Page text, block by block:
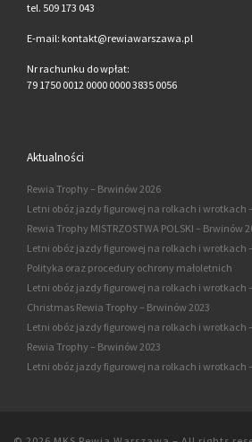
tel. 509 173 043
E-mail: kontakt@rewiawarszawa.pl
Nr rachunku do wpłat:
79 1750 0012 0000 0000 3835 0056
Aktualności
Rewia Trophy – Brwinów 2026
Letni obóz jazdy figurowej na rolkach i wrotkach
Rewia Trophy MISTRZOSTWA POLSKI – Brwinów
Letni obóz jazdy figurowej na rolkach i wrotkach
Polityka oraz procedury ochrony małoletnich
Letni obóz jazdy figurowej na rolkach i wrotkach
Christmas Rewia Trophy – Brwinów 2023
Letni obóz jazdy figurowej na rolkach i wrotkach
Rewia Trophy – Brwinów 2023
Letni obóz jazdy figurowej na rolkach i wrotkach